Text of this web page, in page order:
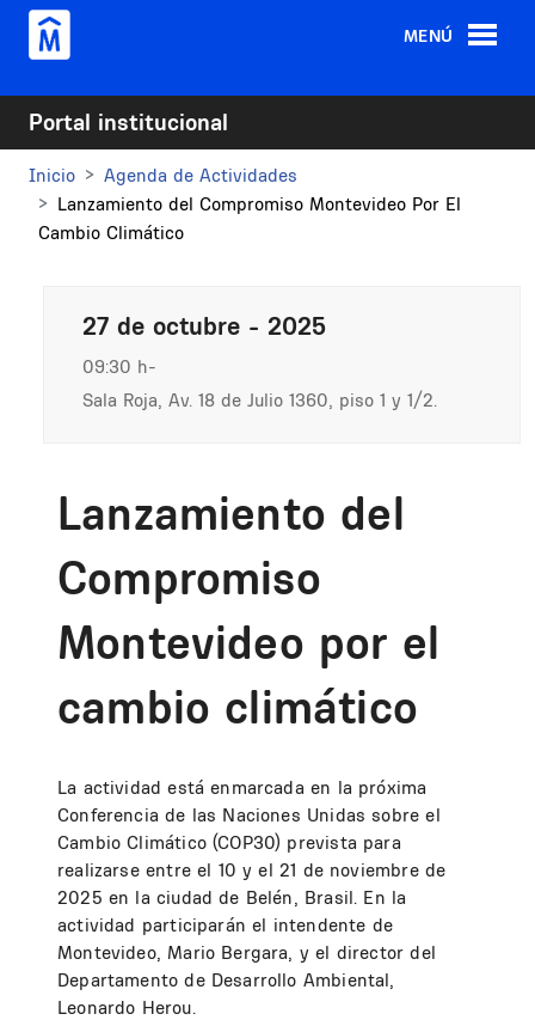
Pasar al contenido principal
MENÚ
Portal institucional
Inicio
Agenda de Actividades
Lanzamiento del Compromiso Montevideo Por El
Cambio Climático
27 de octubre - 2025
09:30 h
Sala Roja, Av. 18 de Julio 1360, piso 1 y 1/2.
Lanzamiento del
Compromiso
Montevideo por el
cambio climático
La actividad está enmarcada en la próxima
Conferencia de las Naciones Unidas sobre el
Cambio Climático (COP30) prevista para
realizarse entre el 10 y el 21 de noviembre de
2025 en la ciudad de Belén, Brasil. En la
actividad participarán el intendente de
Montevideo, Mario Bergara, y el director del
Departamento de Desarrollo Ambiental,
Leonardo Herou.